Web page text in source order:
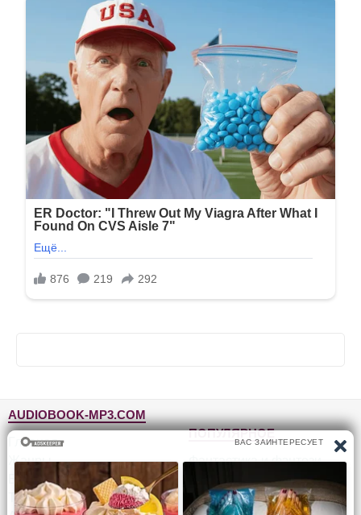
AUDIOBOOK-MP3.COM
Главная
Жанры
Топ-100
ПОПУЛЯРНОЕ
Фантастика и фэнтези
Детективы, триллеры
Для детей